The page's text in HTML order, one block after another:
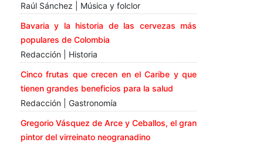
Raúl Sánchez | Música y folclor
Bavaria y la historia de las cervezas más
populares de Colombia
Redacción | Historia
Cinco frutas que crecen en el Caribe y que
tienen grandes beneficios para la salud
Redacción | Gastronomía
Gregorio Vásquez de Arce y Ceballos, el gran
pintor del virreinato neogranadino